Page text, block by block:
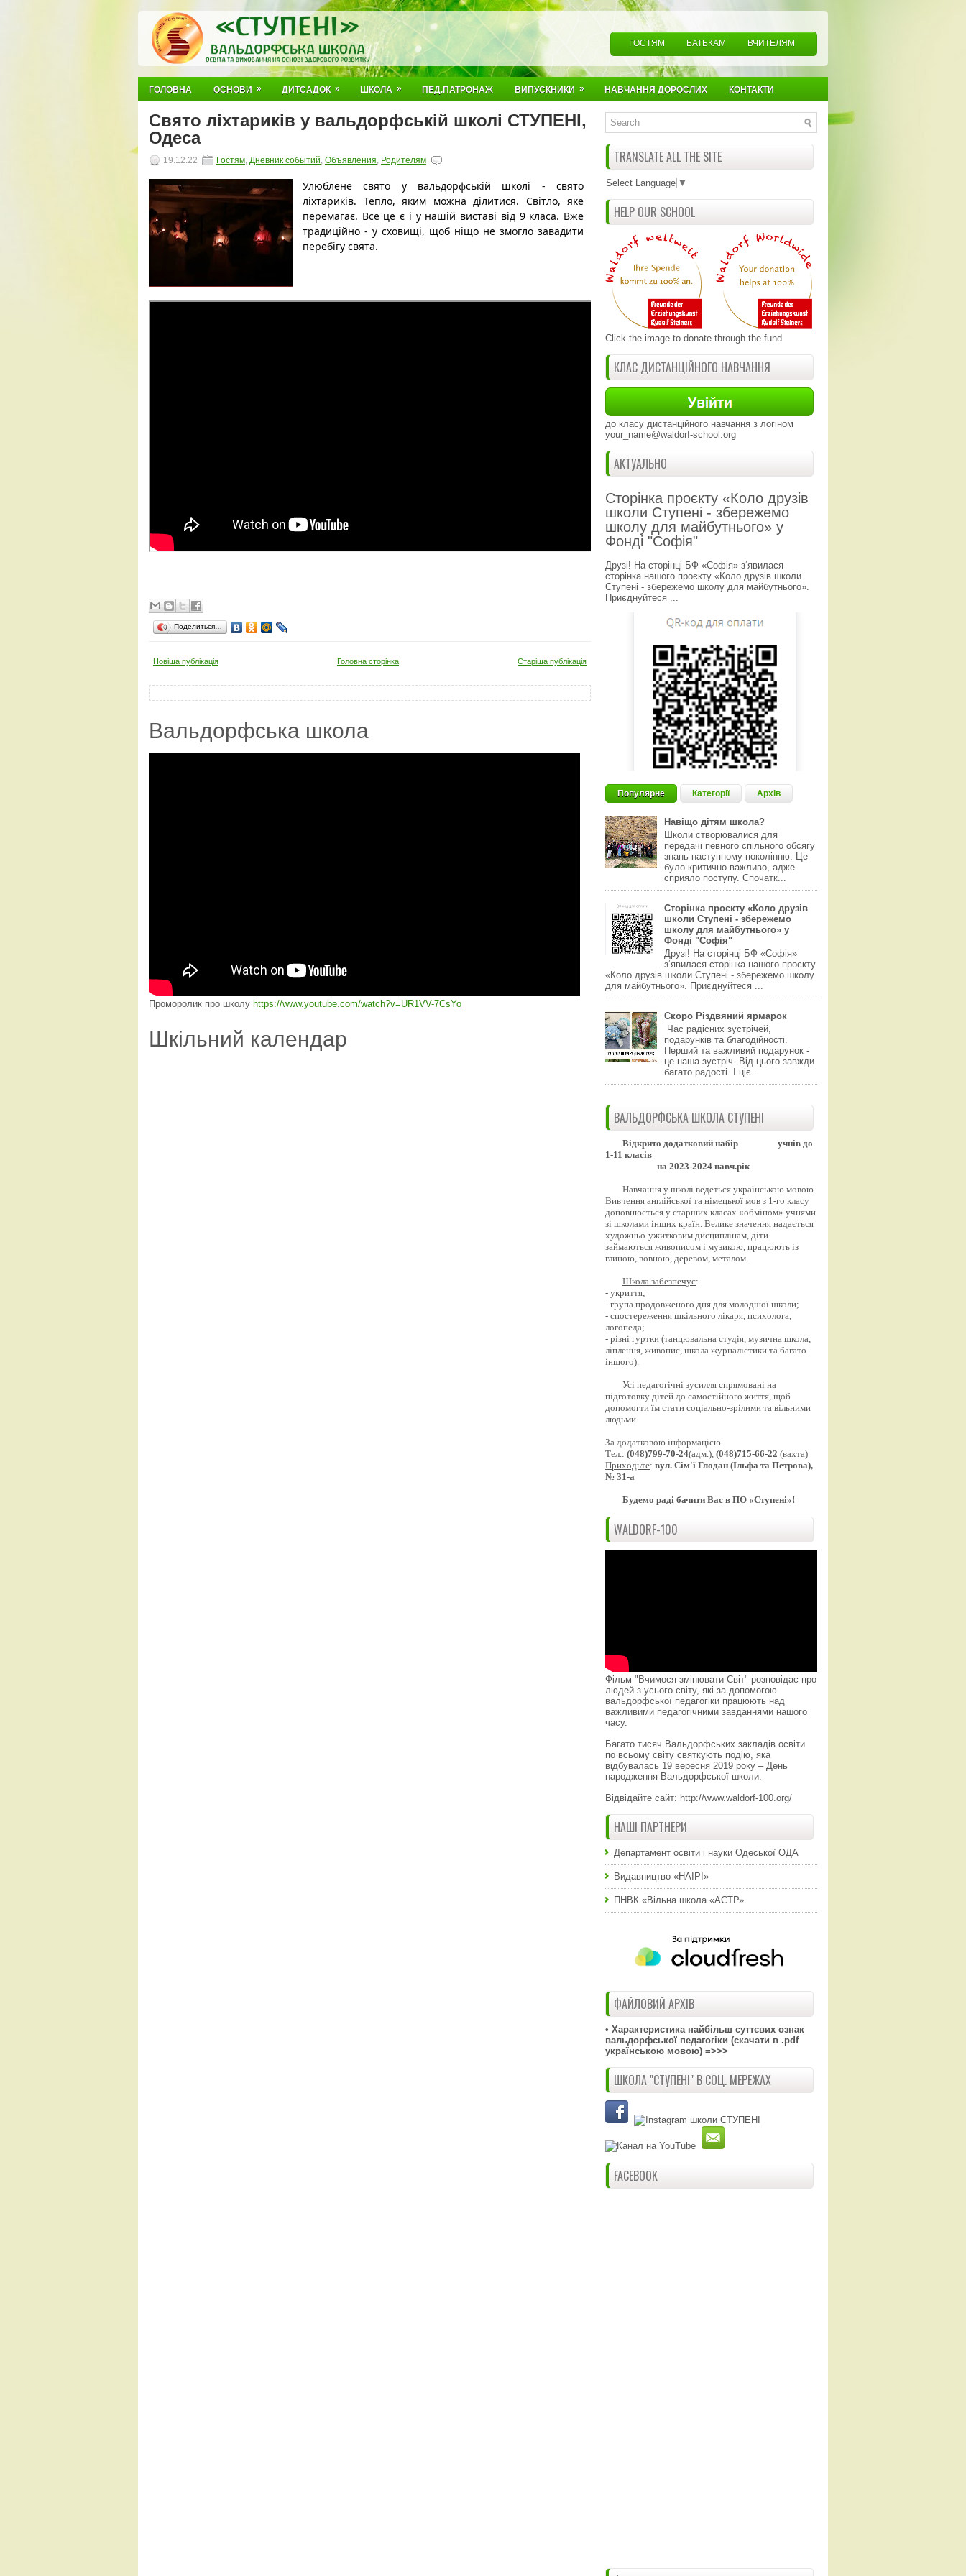
ГОСТЯМ БАТЬКАМ ВЧИТЕЛЯМ
ГОЛОВНА ОСНОВИ » ДИТСАДОК » ШКОЛА » ПЕД.ПАТРОНАЖ ВИПУСКНИКИ » НАВЧАННЯ ДОРОСЛИХ КОНТАКТИ
Свято ліхтариків у вальдорфській школі СТУПЕНІ,
Одеса
19.12.22 Гостям, Дневник событий, Объявления, Родителям
Улюблене свято у вальдорфській школі - свято
ліхтариків. Тепло, яким можна ділитися. Світло, яке
перемагає. Все це є і у нашій виставі від 9 класа. Вже
традиційно - у сховищі, щоб ніщо не змогло завадити
перебігу свята.
Поделиться…
Новіша публікація Старіша публікація
Головна сторінка
Вальдорфська школа
Проморолик про школу https://www.youtube.com/watch?v=UR1VV-7CsYo
Шкільний календар
TRANSLATE ALL THE SITE
Select Language ▼
HELP OUR SCHOOL
Click the image to donate through the fund
КЛАС ДИСТАНЦІЙНОГО НАВЧАННЯ
до класу дистанційного навчання з логіном
your_name@waldorf-school.org
АКТУАЛЬНО
Сторінка проєкту «Коло друзів
школи Ступені - збережемо
школу для майбутнього» у
Фонді "Софія"
Друзі! На сторінці БФ «Софія» з‘явилася
сторінка нашого проєкту «Коло друзів школи
Ступені - збережемо школу для майбутнього».
Приєднуйтеся ...
Популярне Категорії Архів
Навіщо дітям школа?
Школи створювалися для
передачі певного спільного обсягу
знань наступному поколінню. Це
було критично важливо, адже
сприяло поступу. Спочатк...
Сторінка проєкту «Коло друзів
школи Ступені - збережемо
школу для майбутнього» у
Фонді "Софія"
Друзі! На сторінці БФ «Софія»
з‘явилася сторінка нашого проєкту
«Коло друзів школи Ступені - збережемо школу
для майбутнього». Приєднуйтеся ...
Скоро Різдвяний ярмарок
Час радісних зустрічей,
подарунків та благодійності.
Перший та важливий подарунок -
це наша зустріч. Від цього завжди
багато радості. І ціє...
ВАЛЬДОРФСЬКА ШКОЛА СТУПЕНІ
Відкрито додатковий набір
учнів до
1-11 класів
на 2023-2024 навч.рік
Навчання у школі ведеться українською мовою.
Вивчення англійської та німецької мов з 1-го класу
доповнюється у старших класах «обміном» учнями
зі школами інших країн. Велике значення надається
художньо-ужитковим дисциплінам, діти
займаються живописом і музикою, працюють із
глиною, вовною, деревом, металом.
Школа забезпечує:
- укриття;
- група продовженого дня для молодшої школи;
- спостереження шкільного лікаря, психолога,
логопеда;
- різні гуртки (танцювальна студія, музична школа,
ліплення, живопис, школа журналістики та багато
іншого).
Усі педагогічні зусилля спрямовані на
підготовку дітей до самостійного життя, щоб
допомогти їм стати соціально-зрілими та вільними
людьми.
За додатковою інформацією
Тел. : (048)799-70-24(адм.), (048)715-66-22 (вахта)
Приходьте: вул. Сім'ї Глодан (Ільфа та Петрова),
№ 31-а
Будемо раді бачити Вас в ПО «Ступені»!
WALDORF-100
Фільм "Вчимося змінювати Світ" розповідає про
людей з усього світу, які за допомогою
вальдорфської педагогіки працюють над
важливими педагогічними завданнями нашого
часу.
Багато тисяч Вальдорфських закладів освіти
по всьому світу святкують подію, яка
відбувалась 19 вересня 2019 року – День
народження Вальдорфської школи.
Відвідайте сайт: http://www.waldorf-100.org/
НАШІ ПАРТНЕРИ
Департамент освіти і науки Одеської ОДА
Видавництво «НАІРІ»
ПНВК «Вільна школа «АСТР»
ФАЙЛОВИЙ АРХІВ
• Характеристика найбільш суттєвих ознак
вальдорфської педагогіки (скачати в .pdf
українською мовою) =>>>
ШКОЛА "СТУПЕНІ" В СОЦ. МЕРЕЖАХ
FACEBOOK